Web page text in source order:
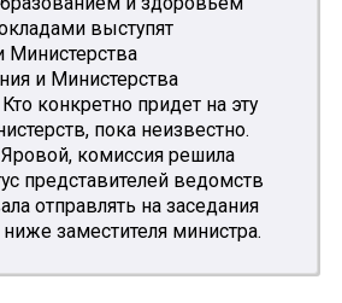
выступят
Министерства
и Министерства
конкретно придет на эту
пока неизвестно.
комиссия решила
представителей ведомств
отправлять на заседания
заместителя министра.